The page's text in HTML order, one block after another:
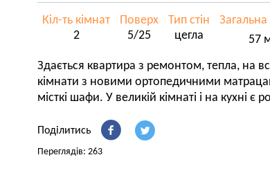
Кіл-ть кімнат
2
Поверх
5/25
Тип стін
цегла
57
Здається квартира з ремонтом, тепла, на
кімнати з новими ортопедичними
місткі шафи. У великій кімнаті і на кухні є
Поділитись
Переглядів: 263